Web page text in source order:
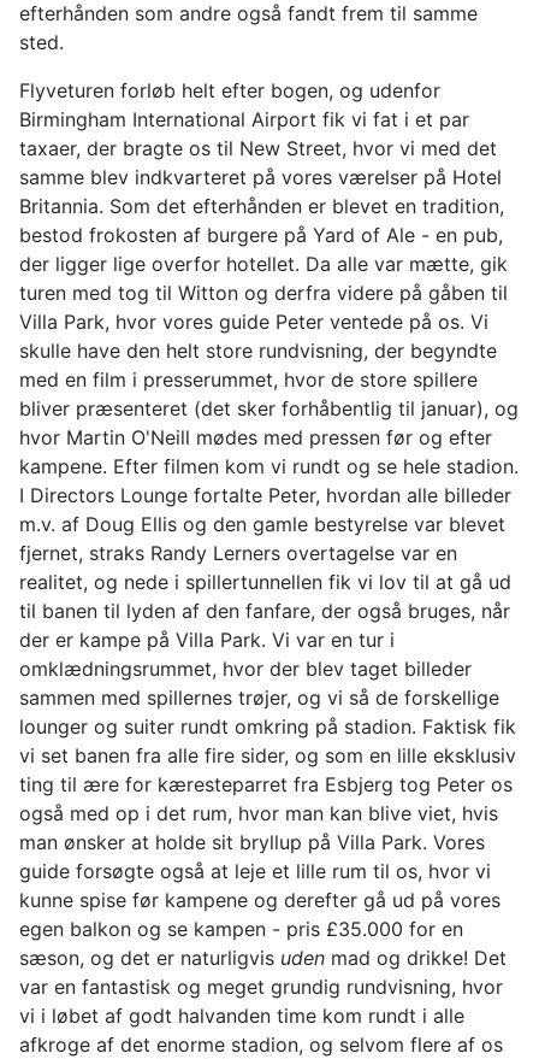
efterhånden som andre også fandt frem til samme
sted.
Flyveturen forløb helt efter bogen, og udenfor
Birmingham International Airport fik vi fat i et par
taxaer, der bragte os til New Street, hvor vi med det
samme blev indkvarteret på vores værelser på Hotel
Britannia. Som det efterhånden er blevet en tradition,
bestod frokosten af burgere på Yard of Ale - en pub,
der ligger lige overfor hotellet. Da alle var mætte, gik
turen med tog til Witton og derfra videre på gåben til
Villa Park, hvor vores guide Peter ventede på os. Vi
skulle have den helt store rundvisning, der begyndte
med en film i presserummet, hvor de store spillere
bliver præsenteret (det sker forhåbentlig til januar), og
hvor Martin O'Neill mødes med pressen før og efter
kampene. Efter filmen kom vi rundt og se hele stadion.
I Directors Lounge fortalte Peter, hvordan alle billeder
m.v. af Doug Ellis og den gamle bestyrelse var blevet
fjernet, straks Randy Lerners overtagelse var en
realitet, og nede i spillertunnellen fik vi lov til at gå ud
til banen til lyden af den fanfare, der også bruges, når
der er kampe på Villa Park. Vi var en tur i
omklædningsrummet, hvor der blev taget billeder
sammen med spillernes trøjer, og vi så de forskellige
lounger og suiter rundt omkring på stadion. Faktisk fik
vi set banen fra alle fire sider, og som en lille eksklusiv
ting til ære for kæresteparret fra Esbjerg tog Peter os
også med op i det rum, hvor man kan blive viet, hvis
man ønsker at holde sit bryllup på Villa Park. Vores
guide forsøgte også at leje et lille rum til os, hvor vi
kunne spise før kampene og derefter gå ud på vores
egen balkon og se kampen - pris £35.000 for en
sæson, og det er naturligvis uden mad og drikke! Det
var en fantastisk og meget grundig rundvisning, hvor
vi i løbet af godt halvanden time kom rundt i alle
afkroge af det enorme stadion, og selvom flere af os